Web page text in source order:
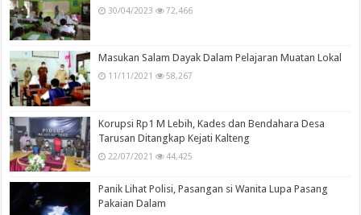
30/04/2023 72,466
Masukan Salam Dayak Dalam Pelajaran Muatan Lokal
11/11/2021 58,267
Korupsi Rp1 M Lebih, Kades dan Bendahara Desa
Tarusan Ditangkap Kejati Kalteng
22/07/2021 44,425
Panik Lihat Polisi, Pasangan si Wanita Lupa Pasang
Pakaian Dalam